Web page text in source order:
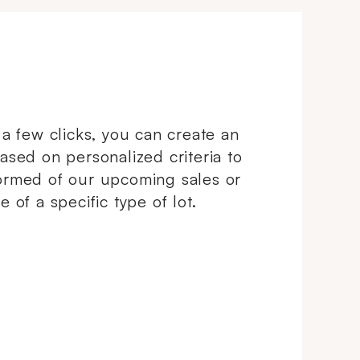
few clicks, you can create an
on personalized criteria to
of our upcoming sales or
of a specific type of lot.